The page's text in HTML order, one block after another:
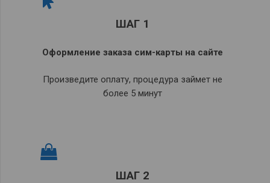
ШАГ 1
Оформление заказа сим-карты на сайте
Произведите оплату, процедура займет не
более 5 минут
ШАГ 2